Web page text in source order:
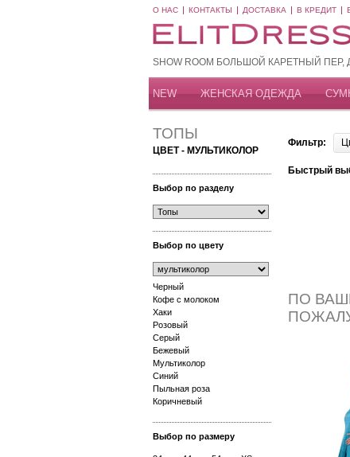
О НАС КОНТАКТЫ ДОСТАВКА В КРЕДИТ
SHOW ROOM БОЛЬШОЙ КАРЕТНЫЙ ПЕР,
NEW ЖЕНСКАЯ ОДЕЖДА
ТОПЫ
ЦВЕТ - МУЛЬТИКОЛОР
Выбор по разделу
Выбор по цвету
Черный
Кофе с молоком
Хаки
Розовый
Серый
Бежевый
Мультиколор
Синий
Пыльная роза
Коричневый
Выбор по размеру
Фильтр:
Быстрый
ПО